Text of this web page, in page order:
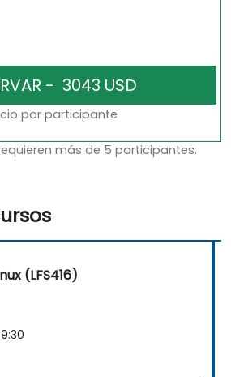
por participante
más de 5 participantes.
(LFS416)